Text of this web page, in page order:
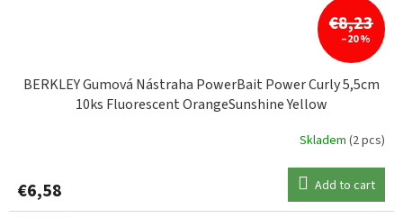
€8,23
–20 %
BERKLEY Gumová Nástraha PowerBait Power Curly 5,5cm
10ks Fluorescent OrangeSunshine Yellow
Skladem (2 pcs)
€6,58 Add to cart